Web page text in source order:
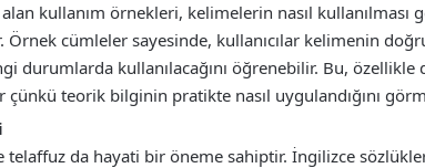
kullanım örnekleri, kelimelerin nasıl kullanılması
Örnek cümleler sayesinde, kullanıcılar kelimenin
durumlarda kullanılacağını öğrenebilir. Bu,
çünkü teorik bilginin pratikte nasıl uygulandığını
telaffuz da hayati bir öneme sahiptir. İngilizce